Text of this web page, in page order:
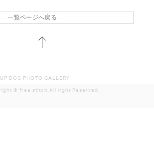
一覧ページへ戻る
UP DOG PHOTO GALLERY
©︎ free stitch All right Reserved.